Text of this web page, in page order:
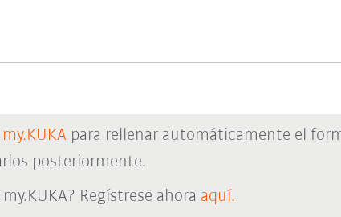
my.KUKA para rellenar automáticamente el
posteriormente.
Regístrese ahora aquí.